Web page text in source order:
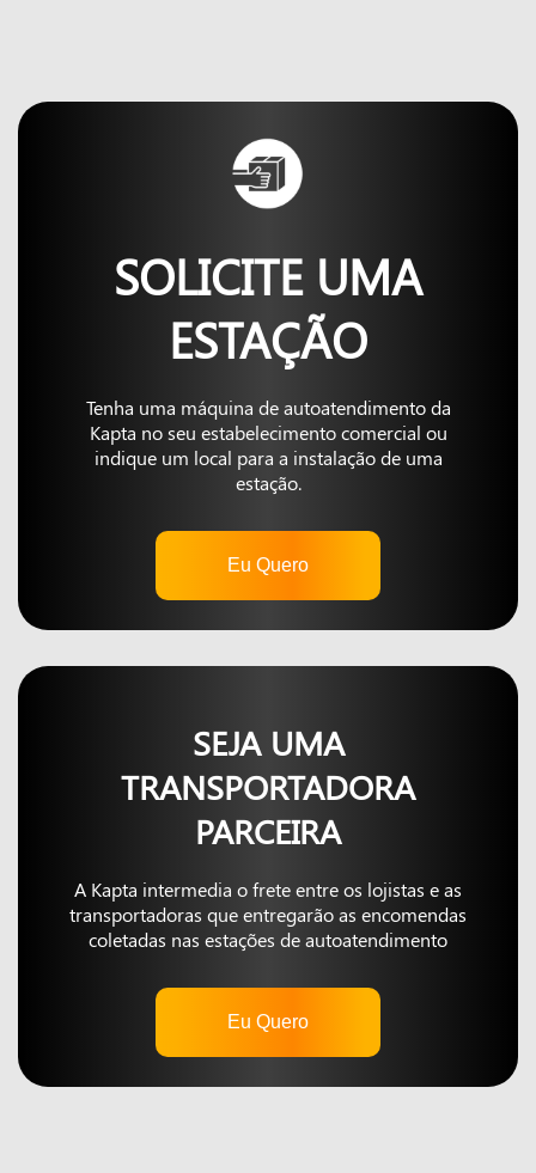
SOLICITE UMA
ESTAÇÃO
Tenha uma máquina de autoatendimento da
Kapta no seu estabelecimento comercial ou
indique um local para a instalação de uma
estação.
Eu Quero
SEJA UMA
TRANSPORTADORA
PARCEIRA
A Kapta intermedia o frete entre os lojistas e as
transportadoras que entregarão as encomendas
coletadas nas estações de autoatendimento
Eu Quero